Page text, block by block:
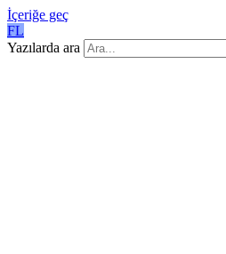
İçeriğe geç
FL
Yazılarda ara